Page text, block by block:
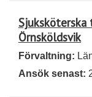
Örnsköldsvik
Förvaltning:
Ansök senast: